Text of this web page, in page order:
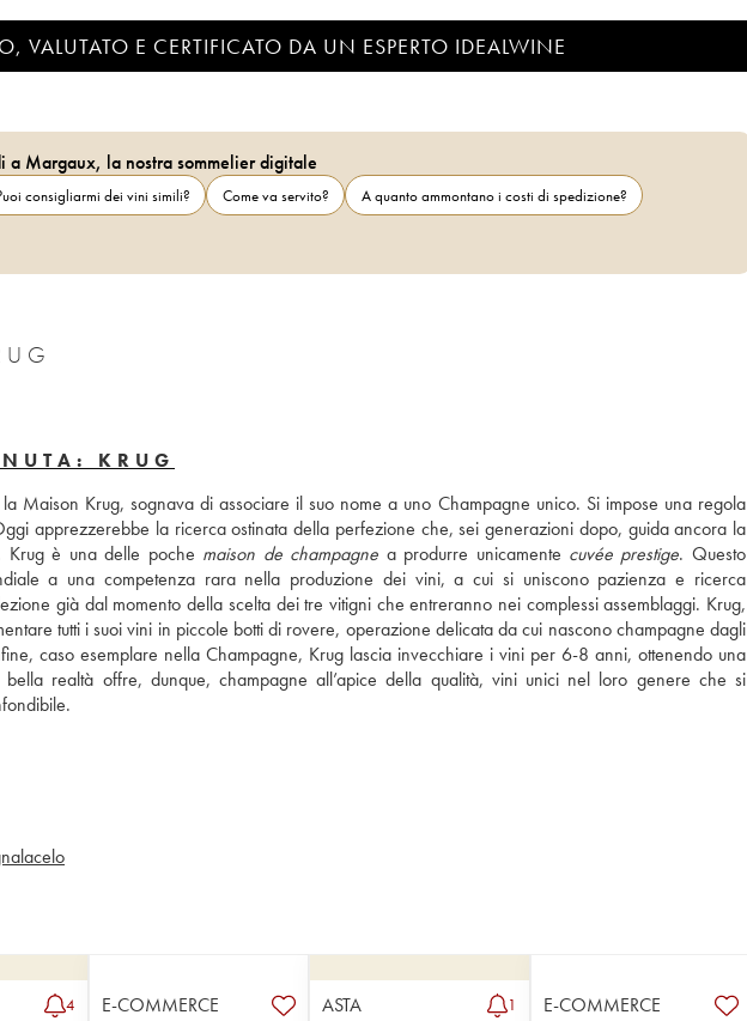
VALUTATO E CERTIFICATO DA UN ESPERTO IDEALWINE
a Margaux, la nostra sommelier digitale
consigliarmi dei vini simili? Come va servito?
A quanto ammontano i costi di spedizione?
KRUG
Maison Krug, sognava di associare il suo nome a uno Champagne unico. Si impose una regola
apprezzerebbe la ricerca ostinata della perfezione che, sei generazioni dopo, guida ancora la
Krug è una delle poche maison de champagne a produrre unicamente cuvée prestige. Questo
a una competenza rara nella produzione dei vini, a cui si uniscono pazienza e ricerca
già dal momento della scelta dei tre vitigni che entreranno nei complessi assemblaggi. Krug,
tutti i suoi vini in piccole botti di rovere, operazione delicata da cui nascono champagne dagli
caso esemplare nella Champagne, Krug lascia invecchiare i vini per 6-8 anni, ottenendo una
realtà offre, dunque, champagne all’apice della qualità, vini unici nel loro genere che si
4 E-COMMERCE ASTA 1 E-COMMERCE